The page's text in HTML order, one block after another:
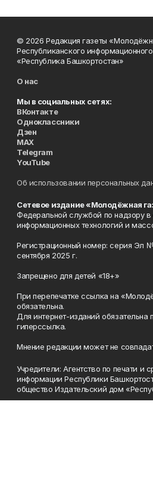
© 2026 Редакция газеты
Республиканского
«Республика Башкортостан»
О нас
Мы в социальных сетях:
ВКонтакте
Одноклассники
Дзен
MAX
Telegram
YouTube
Об использовании персональных
Сетевое издание «Молодёжная
Федеральной службой по надзору
информационных технологий и
Регистрационный номер: серия Эл
сентября 2025 г.
Запрещено для детей «18+»
При перепечатке ссылка на
обязательна.
Для интернет-изданий обязательна
гиперссылка.
Мнение редакции может не
Учредители: Агентство по печати и
информации Республики
общество Издательский дом